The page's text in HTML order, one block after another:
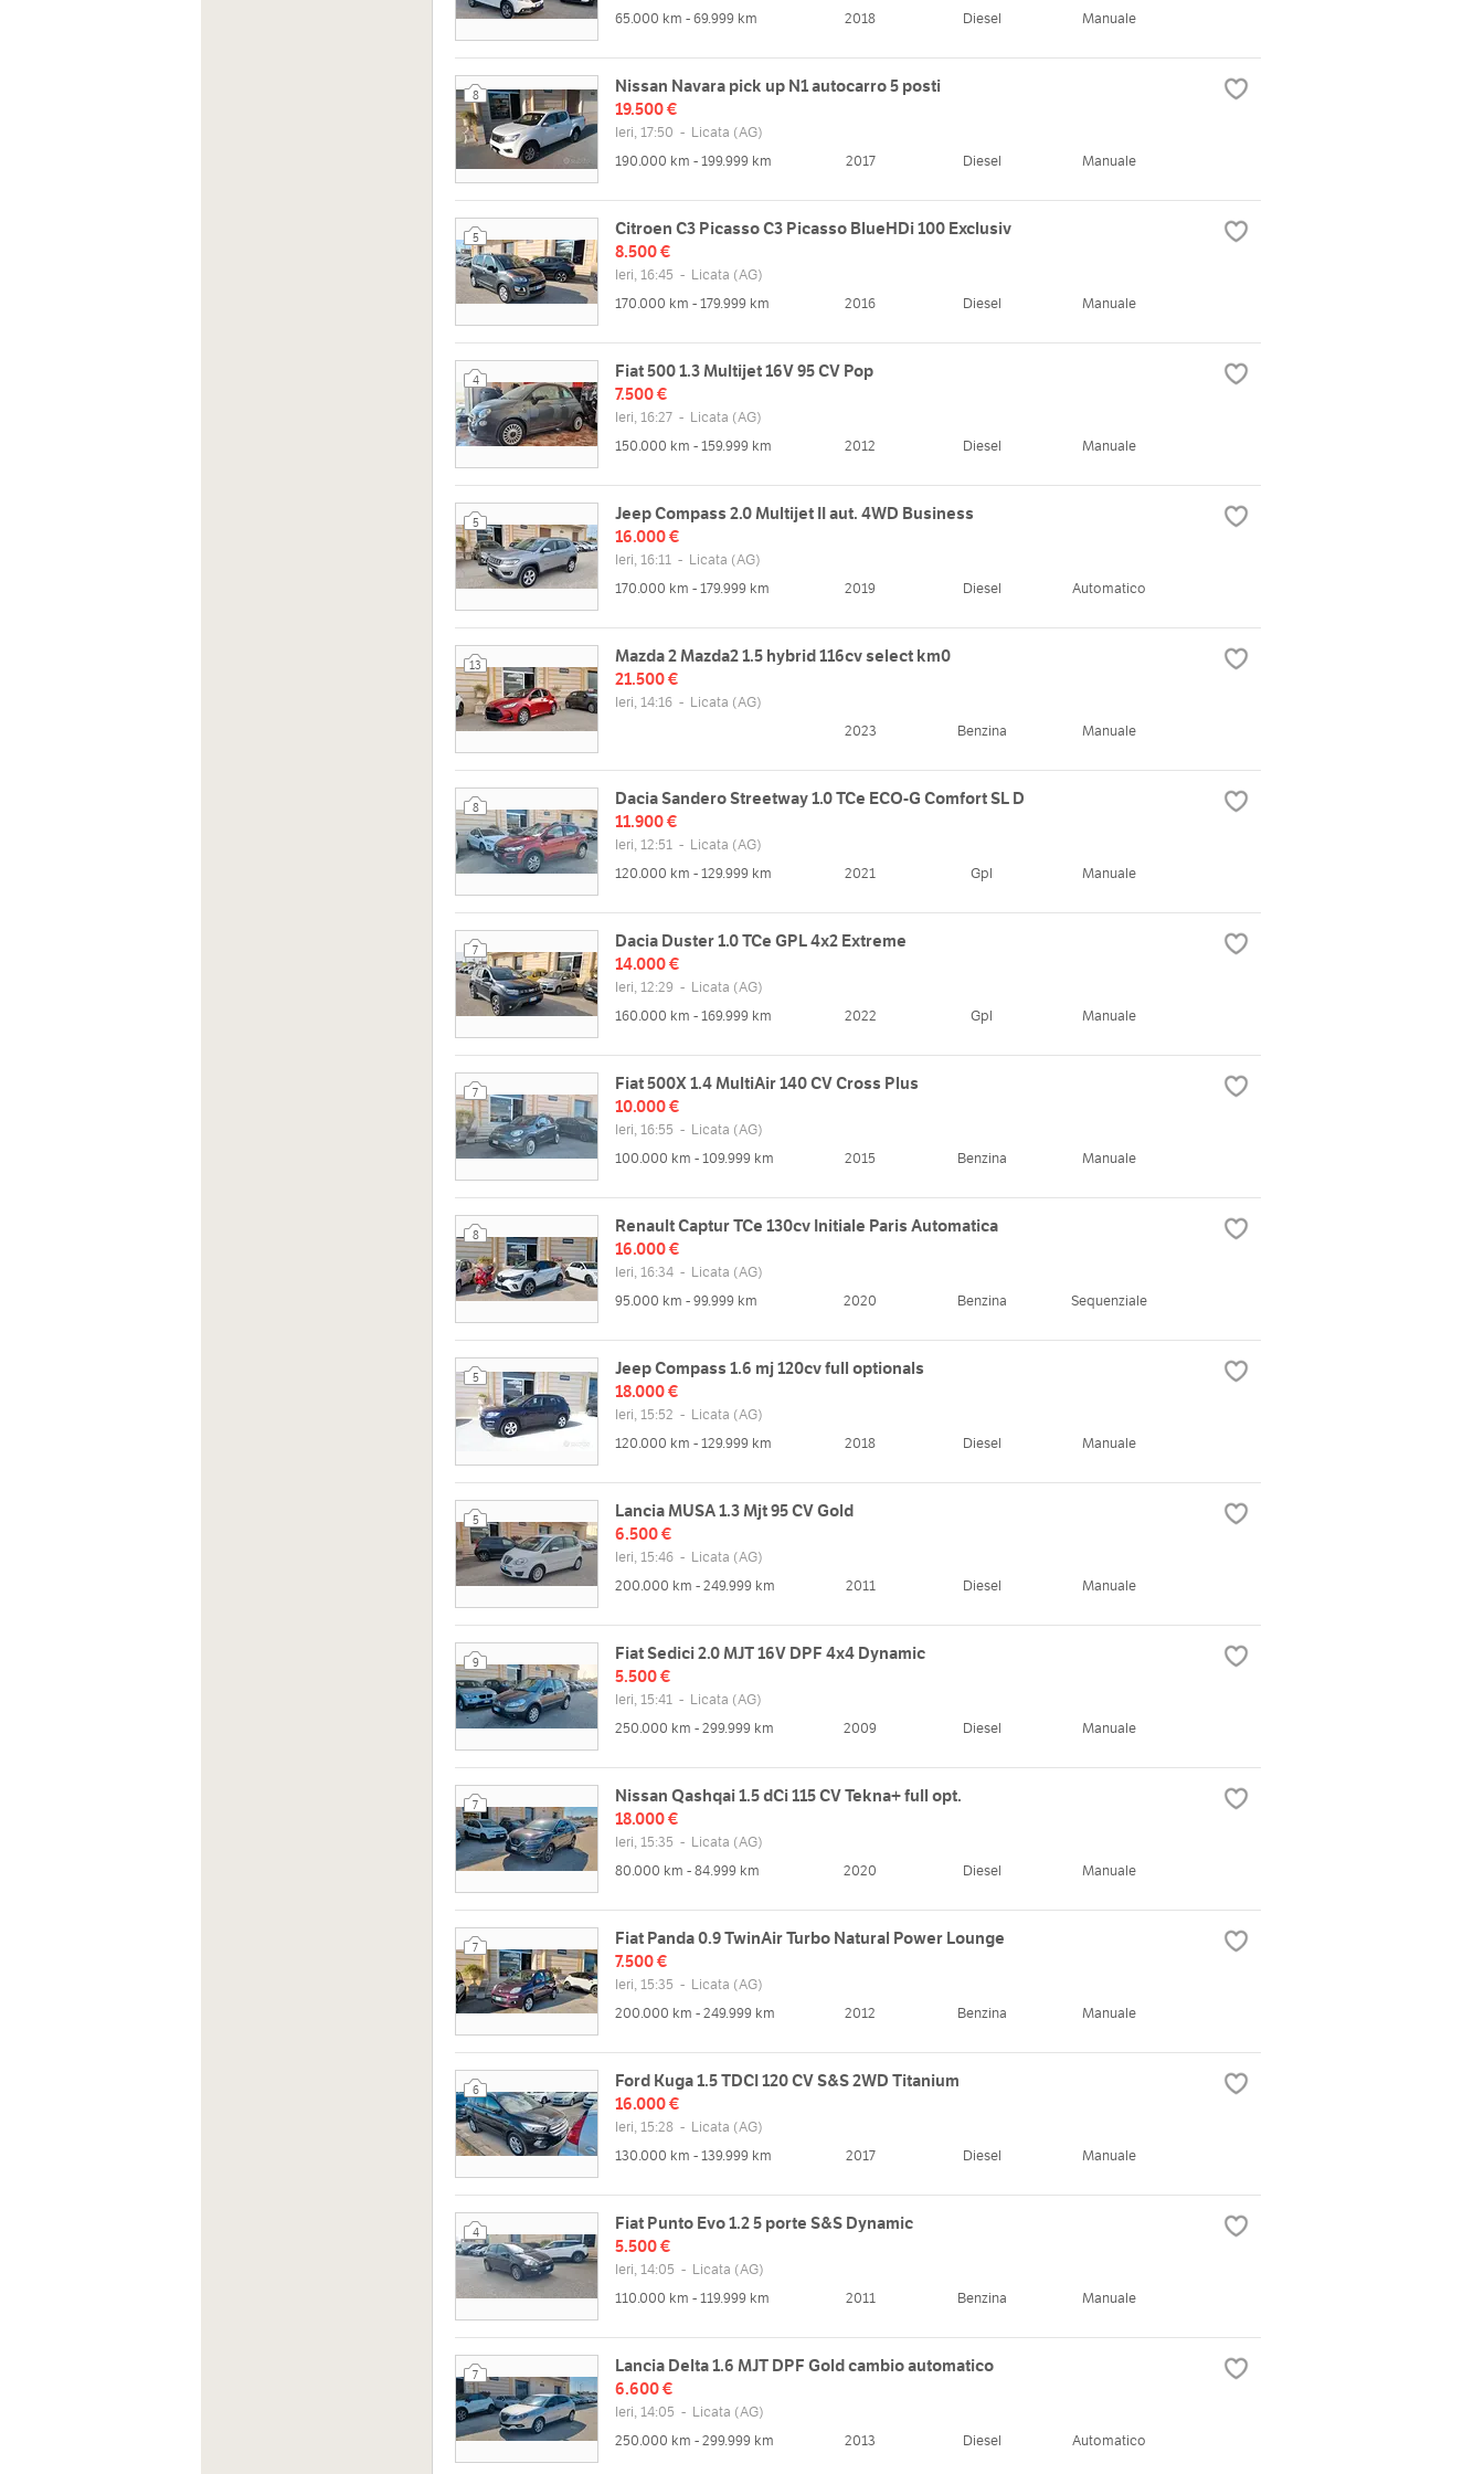
65.000 km - 69.999 km
2018 Diesel Manuale
8
Nissan Navara pick up N1 autocarro 5 posti
19.500 €
Ieri, 17:50 - Licata (AG)
190.000 km - 199.999 km
2017 Diesel Manuale
5
Citroen C3 Picasso C3 Picasso BlueHDi 100 Exclusiv
8.500 €
Ieri, 16:45 - Licata (AG)
170.000 km - 179.999 km
2016 Diesel Manuale
4
Fiat 500 1.3 Multijet 16V 95 CV Pop
7.500 €
Ieri, 16:27 - Licata (AG)
150.000 km - 159.999 km
2012 Diesel Manuale
5
Jeep Compass 2.0 Multijet II aut. 4WD Business
16.000 €
Ieri, 16:11 - Licata (AG)
170.000 km - 179.999 km
2019 Diesel Automatico
13
Mazda 2 Mazda2 1.5 hybrid 116cv select km0
21.500 €
Ieri, 14:16 - Licata (AG)
2023
Benzina Manuale
8
Dacia Sandero Streetway 1.0 TCe ECO-G Comfort SL D
11.900 €
Ieri, 12:51 - Licata (AG)
120.000 km - 129.999 km
2021 Gpl Manuale
7
Dacia Duster 1.0 TCe GPL 4x2 Extreme
14.000 €
Ieri, 12:29 - Licata (AG)
160.000 km - 169.999 km
2022 Gpl Manuale
7
Fiat 500X 1.4 MultiAir 140 CV Cross Plus
10.000 €
Ieri, 16:55 - Licata (AG)
100.000 km - 109.999 km
2015 Benzina Manuale
8
Renault Captur TCe 130cv Initiale Paris Automatica
16.000 €
Ieri, 16:34 - Licata (AG)
95.000 km - 99.999 km
2020 Benzina Sequenziale
5
Jeep Compass 1.6 mj 120cv full optionals
18.000 €
Ieri, 15:52 - Licata (AG)
120.000 km - 129.999 km
2018 Diesel Manuale
5
Lancia MUSA 1.3 Mjt 95 CV Gold
6.500 €
Ieri, 15:46 - Licata (AG)
200.000 km - 249.999 km
2011 Diesel Manuale
9
Fiat Sedici 2.0 MJT 16V DPF 4x4 Dynamic
5.500 €
Ieri, 15:41 - Licata (AG)
250.000 km - 299.999 km
2009 Diesel Manuale
7
Nissan Qashqai 1.5 dCi 115 CV Tekna+ full opt.
18.000 €
Ieri, 15:35 - Licata (AG)
80.000 km - 84.999 km
2020 Diesel Manuale
7
Fiat Panda 0.9 TwinAir Turbo Natural Power Lounge
7.500 €
Ieri, 15:35 - Licata (AG)
200.000 km - 249.999 km
2012 Benzina Manuale
6
Ford Kuga 1.5 TDCI 120 CV S&S 2WD Titanium
16.000 €
Ieri, 15:28 - Licata (AG)
130.000 km - 139.999 km
2017 Diesel Manuale
4
Fiat Punto Evo 1.2 5 porte S&S Dynamic
5.500 €
Ieri, 14:05 - Licata (AG)
110.000 km - 119.999 km
2011 Benzina Manuale
7
Lancia Delta 1.6 MJT DPF Gold cambio automatico
6.600 €
Ieri, 14:05 - Licata (AG)
250.000 km - 299.999 km
2013 Diesel Automatico